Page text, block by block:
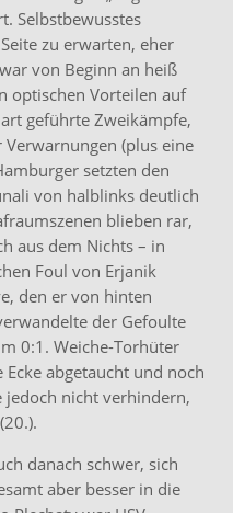
Selbstbewusstes
zu erwarten, eher
von Beginn an heiß
optischen Vorteilen auf
geführte Zweikämpfe,
(plus eine
setzten den
von halblinks deutlich
blieben rar,
aus dem Nichts – in
Foul von Erjanik
den er von hinten
der Gefoulte
0:1. Weiche-Torhüter
abgetaucht und noch
nicht verhindern,
danach schwer, sich
aber besser in die